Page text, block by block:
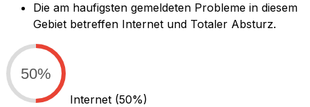
Die am haufigsten gemeldeten Probleme in diesem
Gebiet betreffen Internet und Totaler Absturz.
50%
Internet (50%)